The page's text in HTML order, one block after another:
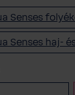
Senses
Senses haj-